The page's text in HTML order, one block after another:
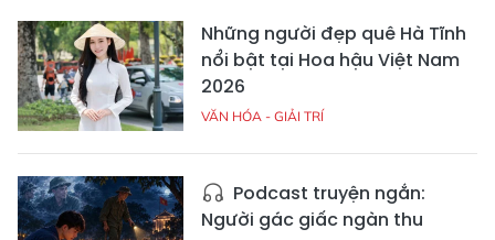
Những người đẹp quê Hà Tĩnh
nổi bật tại Hoa hậu Việt Nam
2026
VĂN HÓA - GIẢI TRÍ
Podcast truyện ngắn:
Người gác giấc ngàn thu